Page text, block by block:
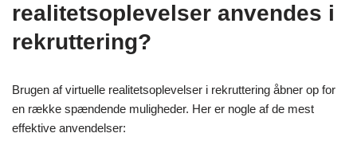
realitetsoplevelser anvendes i
rekruttering?
Brugen af virtuelle realitetsoplevelser i rekruttering åbner op for
en række spændende muligheder. Her er nogle af de mest
effektive anvendelser: